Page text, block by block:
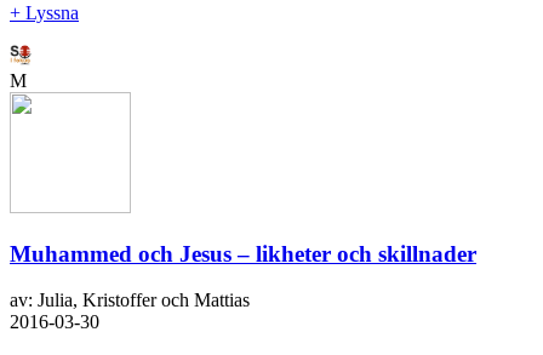
+ Lyssna
M
Muhammed och Jesus – likheter och skillnader
av: Julia, Kristoffer och Mattias
2016-03-30